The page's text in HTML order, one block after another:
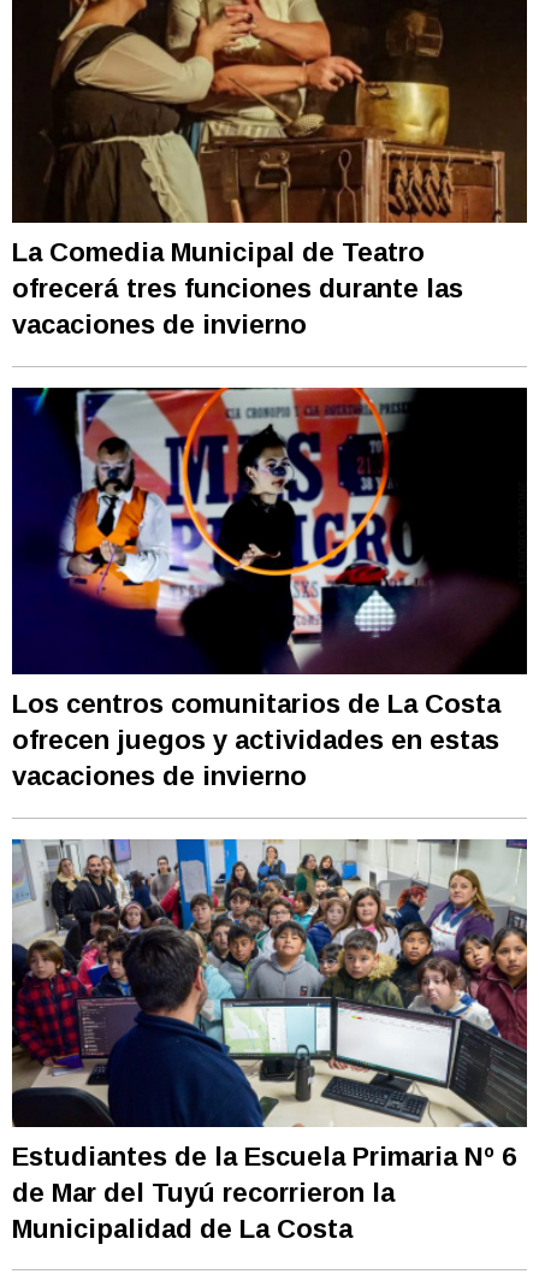
La Comedia Municipal de Teatro
ofrecerá tres funciones durante las
vacaciones de invierno
Los centros comunitarios de La Costa
ofrecen juegos y actividades en estas
vacaciones de invierno
Estudiantes de la Escuela Primaria Nº 6
de Mar del Tuyú recorrieron la
Municipalidad de La Costa